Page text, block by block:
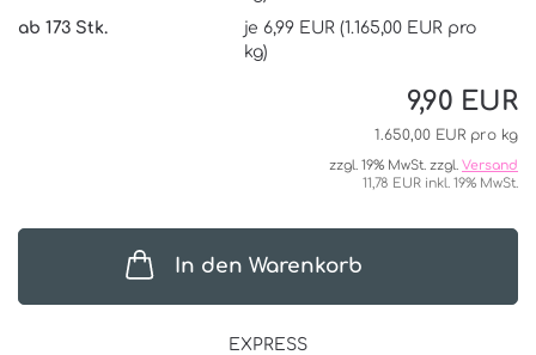
ab 173 Stk.
je 6,99 EUR (1.165,00 EUR pro
kg)
9,90 EUR
1.650,00 EUR pro kg
zzgl. 19% MwSt. zzgl. Versand
11,78 EUR inkl. 19% MwSt.
In den Warenkorb
EXPRESS